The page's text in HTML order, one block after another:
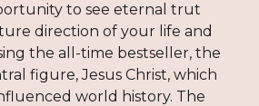
to see eternal trut
direction of your life and
the all-time bestseller, the
figure, Jesus Christ, which
world history. The